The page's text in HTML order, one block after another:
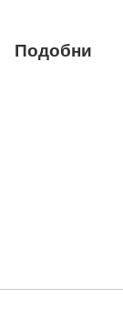
Подобни